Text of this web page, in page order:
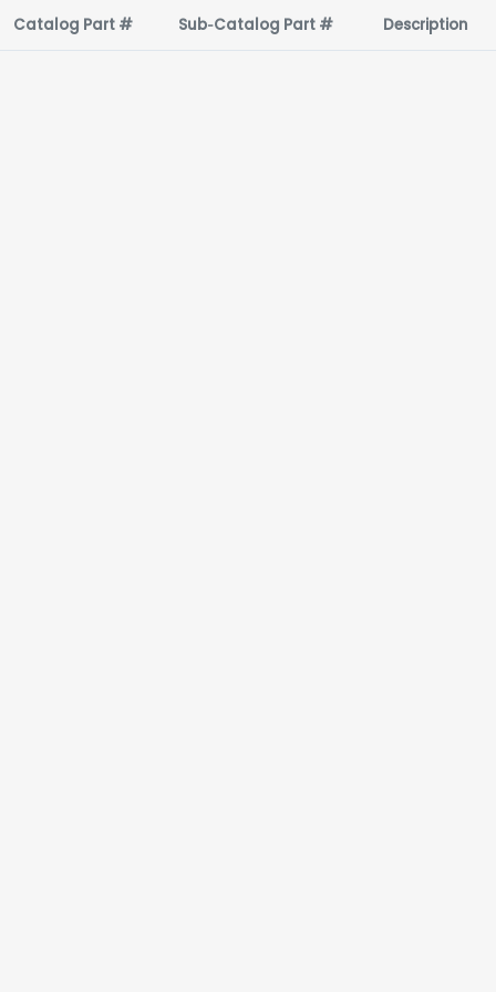
Catalog Part # Sub‑Catalog Part # Description